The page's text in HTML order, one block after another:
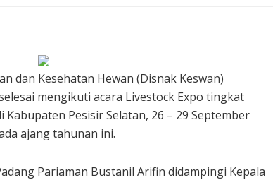
dan Kesehatan Hewan (Disnak Keswan)
mengikuti acara Livestock Expo tingkat
Pesisir Selatan, 26 – 29 September
ajang tahunan ini.
Pariaman Bustanil Arifin didampingi Kepala